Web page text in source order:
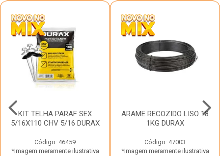
KIT TELHA PARAF SEX
5/16X110 CHV 5/16 DURAX
Código: 46459
*Imagem meramente ilustrativa
ARAME RECOZIDO LISO 18
1KG DURAX
Código: 47003
*Imagem meramente ilustrativa